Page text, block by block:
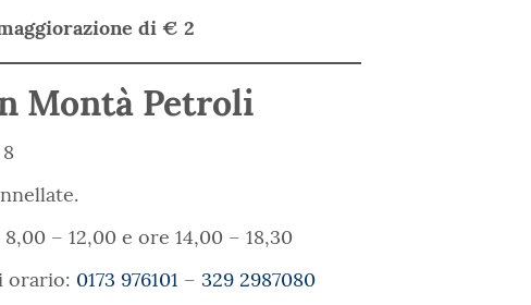
di € 2
Montà Petroli
– 12,00 e ore 14,00 – 18,30
orario: 0173 976101 – 329 2987080